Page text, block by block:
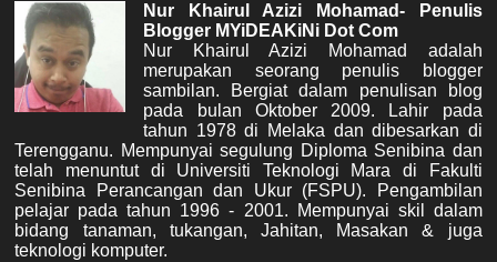
Nur Khairul Azizi Mohamad- Penulis
Blogger MYiDEAKiNi Dot Com
Nur Khairul Azizi Mohamad adalah
merupakan seorang penulis blogger
sambilan. Bergiat dalam penulisan blog
pada bulan Oktober 2009. Lahir pada
tahun 1978 di Melaka dan dibesarkan di
Terengganu. Mempunyai segulung Diploma Senibina dan
telah menuntut di Universiti Teknologi Mara di Fakulti
Senibina Perancangan dan Ukur (FSPU). Pengambilan
pelajar pada tahun 1996 - 2001. Mempunyai skil dalam
bidang tanaman, tukangan, Jahitan, Masakan & juga
teknologi komputer.